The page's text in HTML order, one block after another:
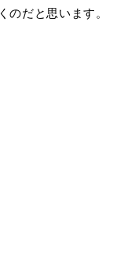
のだと思います。